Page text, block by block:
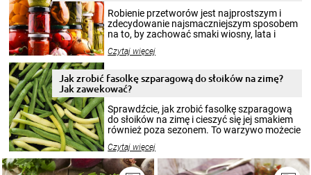
Robienie przetworów jest najprostszym i
zdecydowanie najsmaczniejszym sposobem
na to, by zachować smaki wiosny, lata i
krajobrazów, by cieszyć nimi oko w sezonie
pełni poczuć atmosferę cieplejszych
miesięcy. Przygotowanie słoików ze
patenty, które pozwolą zachować świeżość
przetworów.
Czytaj więcej
Jak zrobić fasolkę szparagową do słoików na zimę?
Jak zawekować?
Sprawdźcie, jak zrobić fasolkę szparagową
do słoików na zimę i cieszyć się jej smakiem
również poza sezonem. To warzywo możecie
nasze propozycje!
Czytaj więcej